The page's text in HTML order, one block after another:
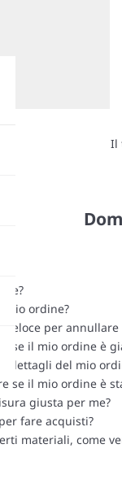
Il
mio ordine?
veloce per
se il mio ordine è
i dettagli del mio
se il mio ordine è
giusta per me?
fare acquisti?
materiali, come